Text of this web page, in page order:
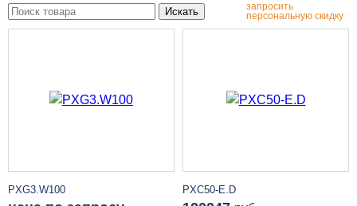
Искать
запросить
персональную скидку
PXG3.W100 PXC50-E.D